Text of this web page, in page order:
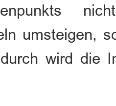
umsteigen,
wird die